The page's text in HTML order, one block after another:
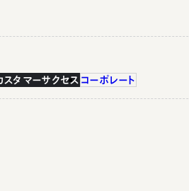
スタマーサクセス コーポレート